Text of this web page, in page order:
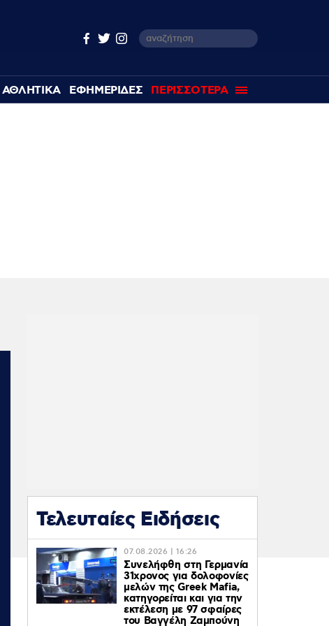
ΑΘΛΗΤΙΚΑ ΕΦΗΜΕΡΙΔΕΣ ΠΕΡΙΣΣΟΤΕΡΑ
Τελευταίες Ειδήσεις
07.08.2026 | 16:26
Συνελήφθη στη Γερμανία
31χρονος για δολοφονίες
μελών της Greek Mafia,
κατηγορείται και για την
εκτέλεση με 97 σφαίρες
του Βαγγέλη Ζαμπούνη